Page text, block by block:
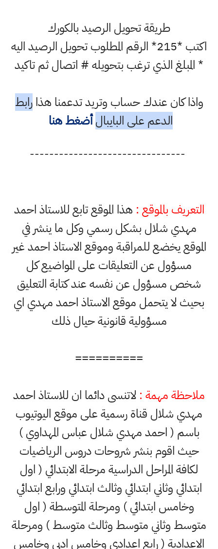
طريقة تحويل الرصيد بالكورك
اكتب *215* الرقم المطلوب تحويل الرصيد اليه
* المبلغ الذي ترغب بتحويله # اتصال ثم تاكيد
واذا كان عندك حساب وتريد تدعمنا هذارابط
الدعم على البايبال أضغط هنا
--------------------------------
التعريف بالموقع : هذا الموقع تابع للاستاذ احمد
مهدي شلال بشكل رسمي وكل ما ينشر في
الموقع يخضع للمراقبة وموقع الاستاذ احمد غير
مسؤول عن التعليقات على المواضيع كل
شخص مسؤول عن نفسه عند كتابة التعليق
بحيث لا يتحمل موقع الاستاذ احمد مهدي اي
مسؤولية قانونية حيال ذلك
==========
ملاحظة مهمة : لاتنسى دائما ان للاستاذ احمد
مهدي شلال قناة رسمية على موقع اليوتيوب
باسم ( احمد مهدي شلال عباس المهداوي )
حيث اقوم بنشر شروحات دروس الرياضيات
لكافة المراحل الدراسية مرحلة الابتدائي ( اول
ابتدائي وثاني ابتدائي وثالث ابتدائي ورابع ابتدائي
وخامس ابتدائي ) ومرحلة المتوسطة ( اول
متوسط وثاني متوسط وثالث متوسط ) ومرحلة
الاعدادية ( رابع اعدادي وخامس ادبي وخامس